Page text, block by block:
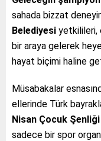
sahada bizzat
Belediyesi yetkilileri,
bir araya gelerek
hayat biçimi haline
Müsabakalar
ellerinde Türk
Nisan Çocuk Şenliği
sadece bir spor